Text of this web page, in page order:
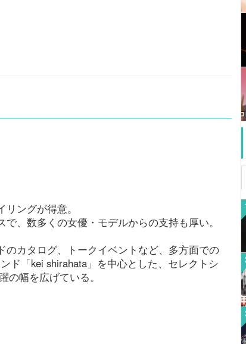
ングが得意。
、数多くの女優・モデルからの支持も厚い。
カタログ、トークイベントなど、多方面での
ド「kei shirahata」を中心とした、セレクトシ
の幅を広げている。